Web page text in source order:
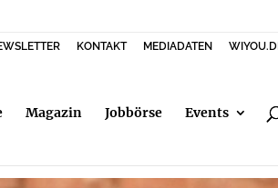
KONTAKT MEDIADATEN
Magazin Jobbörse Events